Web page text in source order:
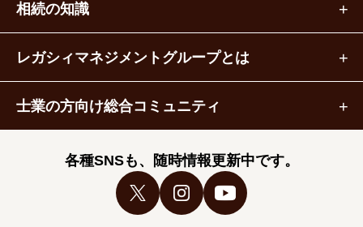
相続の知識
レガシィマネジメントグループとは
士業の方向け総合コミュニティ
各種SNSも、随時情報更新中です。